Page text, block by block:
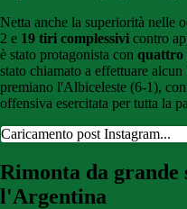
Netta anche la superiorità nelle
2 e 19 tiri complessivi contro
è stato protagonista con quattro
stato chiamato a effettuare
premiano l'Albiceleste (6-1),
offensiva esercitata per tutta la
Caricamento post Instagram...
Rimonta da
l'Argentina